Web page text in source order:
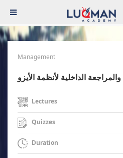
Management
الداخلية لأنظمة الأيزو
Lectures
Quizzes
Duration